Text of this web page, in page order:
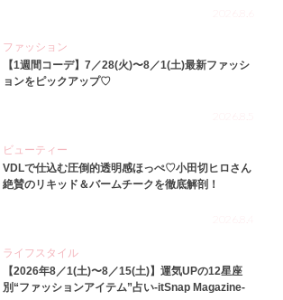
ファッション
【1週間コーデ】7／28(火)〜8／1(土)最新ファッシ
ョンをピックアップ♡
ビューティー
VDLで仕込む圧倒的透明感ほっぺ♡小田切ヒロさん
絶賛のリキッド＆バームチークを徹底解剖！
ライフスタイル
【2026年8／1(土)〜8／15(土)】運気UPの12星座
別“ファッションアイテム”占い-itSnap Magazine-